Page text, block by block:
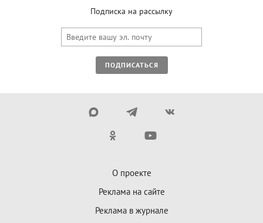
Подписка на рассылку
ПОДПИСАТЬСЯ
О проекте
Реклама на сайте
Реклама в журнале